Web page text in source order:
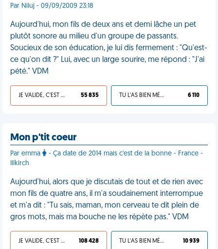
Par Niluj - 09/09/2009 23:18
Aujourd'hui, mon fils de deux ans et demi lâche un pet
plutôt sonore au milieu d'un groupe de passants.
Soucieux de son éducation, je lui dis fermement : "Qu'est-
ce qu'on dit ?" Lui, avec un large sourire, me répond : "J'ai
pété." VDM
JE VALIDE, C'EST UNE VDM 55 835 TU L'AS BIEN MÉRITÉ 6 110
Mon p'tit coeur
Par emma
- Ça date de 2014 mais c'est de la bonne - France -
Illkirch
Aujourd'hui, alors que je discutais de tout et de rien avec
mon fils de quatre ans, il m'a soudainement interrompue
et m'a dit : "Tu sais, maman, mon cerveau te dit plein de
gros mots, mais ma bouche ne les répète pas." VDM
JE VALIDE, C'EST UNE VDM 108 428 TU L'AS BIEN MÉRITÉ 10 939